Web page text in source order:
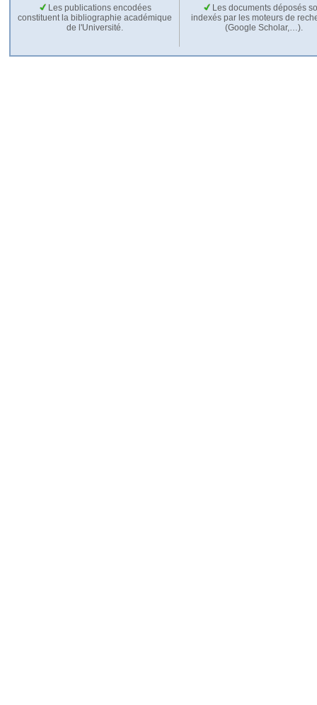
Les publications encodées
constituent la bibliographie académique
de l'Université.
Les documents déposés
indexés par les moteurs de
(Google Scholar,…).